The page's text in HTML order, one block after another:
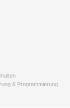
& Programmierung